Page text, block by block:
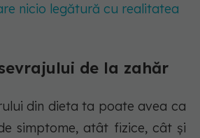
nicio legătură cu realitatea
de la zahăr
din dieta ta poate avea ca
simptome, atât fizice, cât și